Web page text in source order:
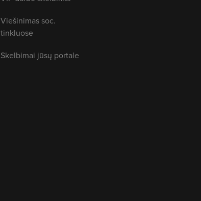
Viešinimas soc.
tinkluose
Skelbimai jūsų portale